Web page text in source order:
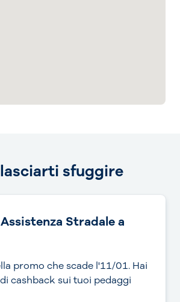
sfuggire
Stradale a
promo che scade l'11/01. Hai
cashback sui tuoi pedaggi